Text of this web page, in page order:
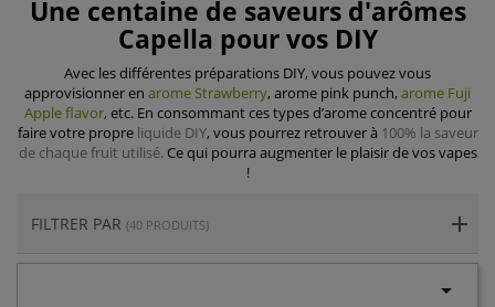
Une centaine de saveurs d'arômes
Capella pour vos DIY
Avec les différentes préparations DIY, vous pouvez vous
approvisionner en arome Strawberry, arome pink punch, arome Fuji
Apple flavor, etc. En consommant ces types d’arome concentré pour
faire votre propre liquide DIY, vous pourrez retrouver à 100% la saveur
de chaque fruit utilisé. Ce qui pourra augmenter le plaisir de vos vapes
!
FILTRER PAR (40 PRODUITS)
